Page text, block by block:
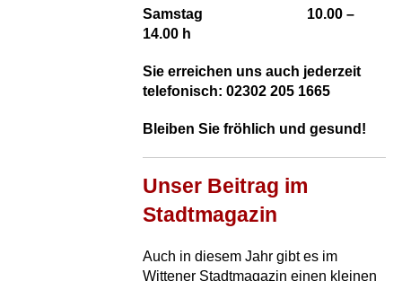
Samstag 10.00 –
14.00 h
Sie erreichen uns auch jederzeit
telefonisch: 02302 205 1665
Bleiben Sie fröhlich und gesund!
Unser Beitrag im
Stadtmagazin
Auch in diesem Jahr gibt es im
Wittener Stadtmagazin einen kleinen